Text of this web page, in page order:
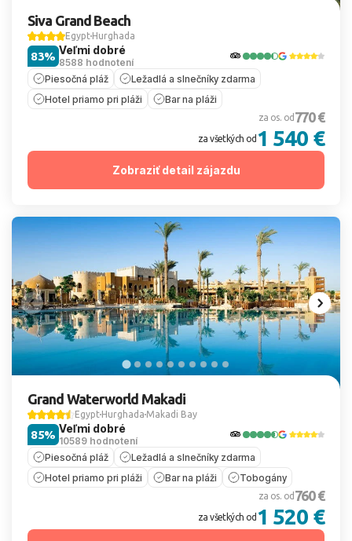
Siva Grand Beach
Egypt Hurghada
Veľmi dobré
8588 hodnotení
83%
Piesočná pláž
Ležadlá a slnečníky zdarma
Hotel priamo pri pláži
Bar na pláži
za os. od 770 €
za všetkých od 1 540 €
Zobraziť detail zájazdu
Grand Waterworld Makadi
Egypt Hurghada Makadi Bay
Veľmi dobré
10589 hodnotení
85%
Piesočná pláž
Ležadlá a slnečníky zdarma
Hotel priamo pri pláži
Bar na pláži Tobogány
za os. od 760 €
za všetkých od 1 520 €